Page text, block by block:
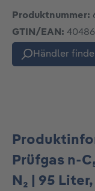
Produktnummer:
GTIN/EAN:
Händler
Prüfgas n-
N₂ | 95